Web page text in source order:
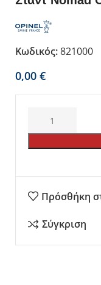
Κωδικός:821000
€
Πρόσθήκη
Σύγκριση